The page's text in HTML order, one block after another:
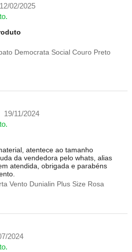
12/02/2025
Democrata Social Couro Preto
19/11/2024
atentece ao tamanho
da vendedora pelo whats, alias
atendida, obrigada e parabéns
Vento Dunialin Plus Size Rosa
2024